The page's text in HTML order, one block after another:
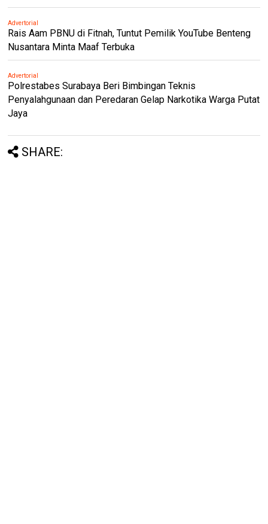
Advertorial
Rais Aam PBNU di Fitnah, Tuntut Pemilik YouTube Benteng
Nusantara Minta Maaf Terbuka
Advertorial
Polrestabes Surabaya Beri Bimbingan Teknis
Penyalahgunaan dan Peredaran Gelap Narkotika Warga Putat
Jaya
SHARE: